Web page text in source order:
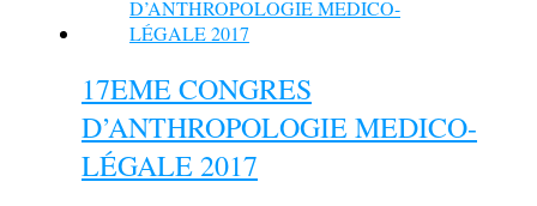
17EME CONGRES
D’ANTHROPOLOGIE MEDICO-
LÉGALE 2017